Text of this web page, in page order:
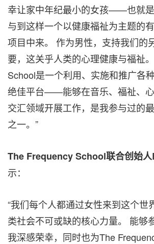
幸让家中年纪最小的女孩——也就
与到这样一个以健康福祉为主题的
项目中来。 作为男性，支持我们的
要，这关乎人类的心理健康与福祉
School是一个利用、实施和推广各
绝佳平台——能够在音乐、福祉、
交汇领域开展工作，是我参与过的
之一。”
The Frequency School联合创始
示：
“我们每个人都通过女性来到这个
类社会不可或缺的核心力量。 能够
我深感荣幸，同时也为The